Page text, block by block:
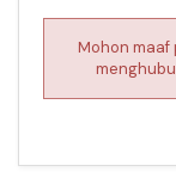
Mohon maaf